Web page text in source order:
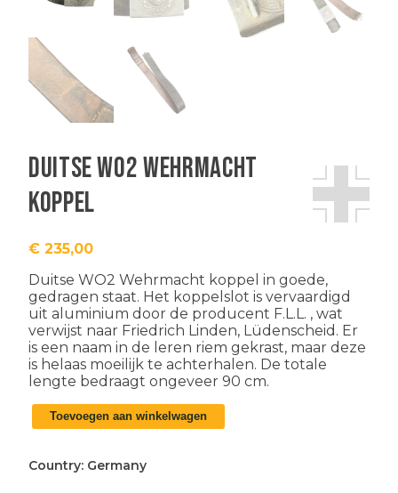
Duitse WO2 Wehrmacht
koppel
€ 235,00
Duitse WO2 Wehrmacht koppel in goede,
gedragen staat. Het koppelslot is vervaardigd
uit aluminium door de producent F.L.L. , wat
verwijst naar Friedrich Linden, Lüdenscheid. Er
is een naam in de leren riem gekrast, maar deze
is helaas moeilijk te achterhalen. De totale
lengte bedraagt ongeveer 90 cm.
Duitse
WO2
koppel
Toevoegen aan winkelwagen
Country: Germany